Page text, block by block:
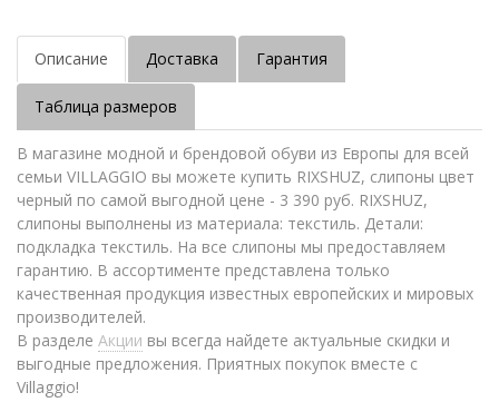
Описание Доставка Гарантия
Таблица размеров
В магазине модной и брендовой обуви из Европы для всей
семьи VILLAGGIO вы можете купить RIXSHUZ, слипоны цвет
черный по самой выгодной цене - 3 390 руб. RIXSHUZ,
слипоны выполнены из материала: текстиль. Детали:
подкладка текстиль. На все слипоны мы предоставляем
гарантию. В ассортименте представлена только
качественная продукция известных европейских и мировых
производителей.
В разделе Акции вы всегда найдете актуальные скидки и
выгодные предложения. Приятных покупок вместе с
Villaggio!